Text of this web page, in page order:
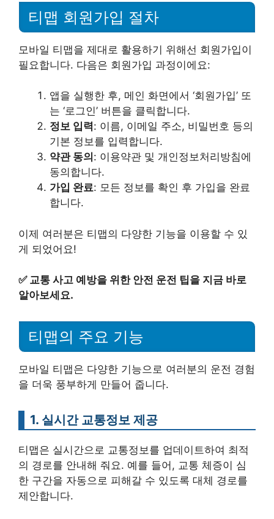
티맵 회원가입 절차
모바일 티맵을 제대로 활용하기 위해선 회원가입이
필요합니다. 다음은 회원가입 과정이에요:
앱을 실행한 후, 메인 화면에서 ‘회원가입’ 또
는 ‘로그인’ 버튼을 클릭합니다.
정보 입력: 이름, 이메일 주소, 비밀번호 등의
기본 정보를 입력합니다.
약관 동의 : 이용약관 및 개인정보처리방침에
동의합니다.
가입 완료: 모든 정보를 확인 후 가입을 완료
합니다.
이제 여러분은 티맵의 다양한 기능을 이용할 수 있
게 되었어요!
✅ 교통 사고 예방을 위한 안전 운전 팁을 지금 바로
알아보세요.
티맵의 주요 기능
모바일 티맵은 다양한 기능으로 여러분의 운전 경험
을 더욱 풍부하게 만들어 줍니다.
1. 실시간 교통정보 제공
티맵은 실시간으로 교통정보를 업데이트하여 최적
의 경로를 안내해 줘요. 예를 들어, 교통 체증이 심
한 구간을 자동으로 피해갈 수 있도록 대체 경로를
제안합니다.